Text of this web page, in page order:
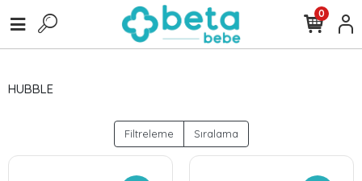
0
HUBBLE
Filtreleme Sıralama